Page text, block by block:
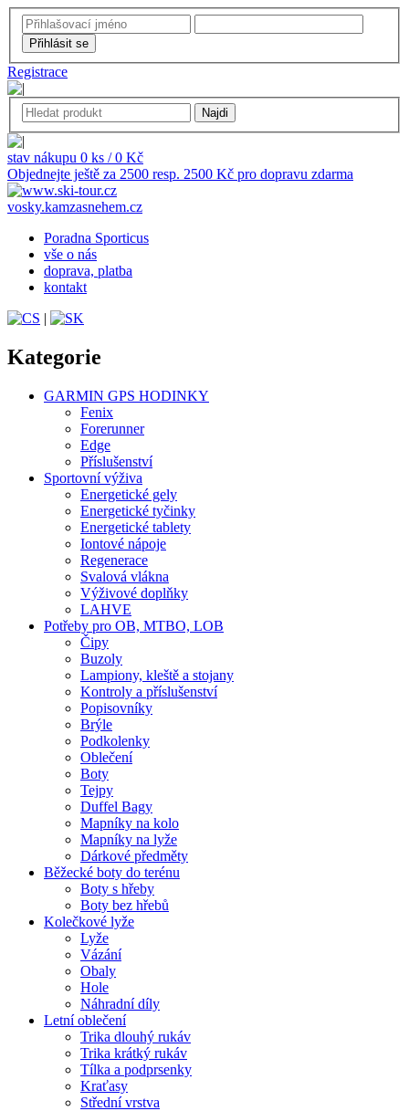
Registrace
stav nákupu 0 ks / 0 Kč
Objednejte ještě za 2500 resp. 2500 Kč pro dopravu zdarma
vosky.kamzasnehem.cz
Poradna Sporticus
vše o nás
doprava, platba
kontakt
|
Kategorie
GARMIN GPS HODINKY
Fenix
Forerunner
Edge
Příslušenství
Sportovní výživa
Energetické gely
Energetické tyčinky
Energetické tablety
Iontové nápoje
Regenerace
Svalová vlákna
Výživové doplňky
LAHVE
Potřeby pro OB, MTBO, LOB
Čipy
Buzoly
Lampiony, kleště a stojany
Kontroly a příslušenství
Popisovníky
Brýle
Podkolenky
Oblečení
Boty
Tejpy
Duffel Bagy
Mapníky na kolo
Mapníky na lyže
Dárkové předměty
Běžecké boty do terénu
Boty s hřeby
Boty bez hřebů
Kolečkové lyže
Lyže
Vázání
Obaly
Hole
Náhradní díly
Letní oblečení
Trika dlouhý rukáv
Trika krátký rukáv
Tílka a podprsenky
Kraťasy
Střední vrstva